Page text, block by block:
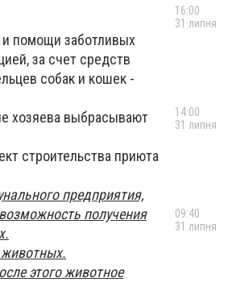
помощи заботливых
за счет средств
собак и кошек -
хозяева выбрасывают
строительства приюта
предприятия,
получения
животных.
этого животное
16:00
31 липня
14:00
31 липня
09:40
31 липня